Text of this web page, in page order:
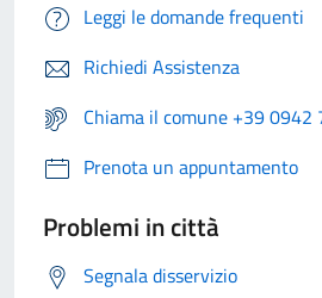
Leggi le domande frequenti
Richiedi Assistenza
Chiama il comune +39 0942
Prenota un appuntamento
Problemi in città
Segnala disservizio